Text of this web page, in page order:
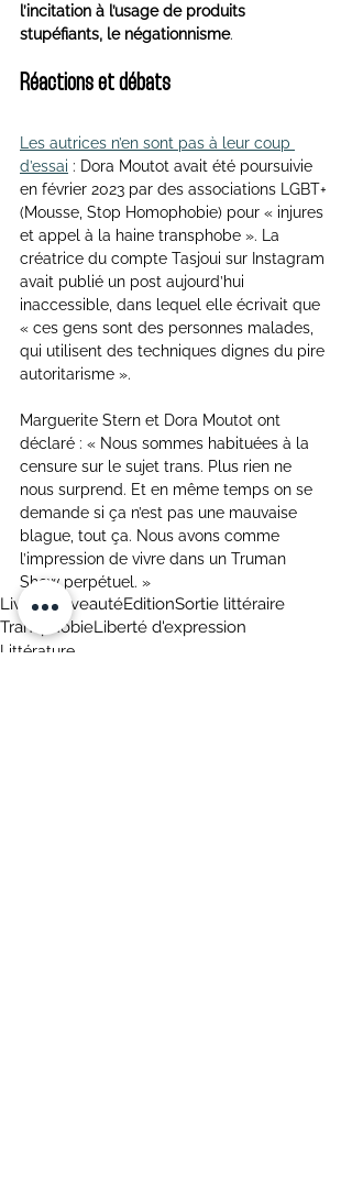
l’incitation à l’usage de produits
stupéfiants, le négationnisme.
Réactions et débats
Les autrices n’en sont pas à leur coup
d’essai : Dora Moutot avait été poursuivie
en février 2023 par des associations LGBT+
(Mousse, Stop Homophobie) pour « injures
et appel à la haine transphobe ». La
créatrice du compte Tasjoui sur Instagram
avait publié un post aujourd’hui
inaccessible, dans lequel elle écrivait que
« ces gens sont des personnes malades,
qui utilisent des techniques dignes du pire
autoritarisme ».
Marguerite Stern et Dora Moutot ont
déclaré : « Nous sommes habituées à la
censure sur le sujet trans. Plus rien ne
nous surprend. Et en même temps on se
demande si ça n’est pas une mauvaise
blague, tout ça. Nous avons comme
l’impression de vivre dans un Truman
Show perpétuel. »
LivreNouveautéEditionSortie littéraire
TransphobieLiberté d'expression
Littérature